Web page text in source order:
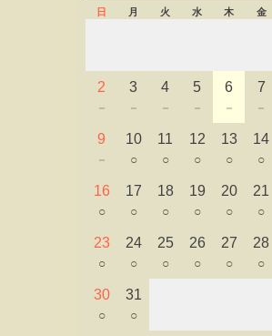
日 月 火 水 木 金
2
－
3
－
4
－
5
－
6
－
7
－
9
－
10
○
11
○
12
○
13
○
14
○
16
○
17
○
18
○
19
○
20
○
21
○
23
○
24
○
25
○
26
○
27
○
28
○
30
○
31
○